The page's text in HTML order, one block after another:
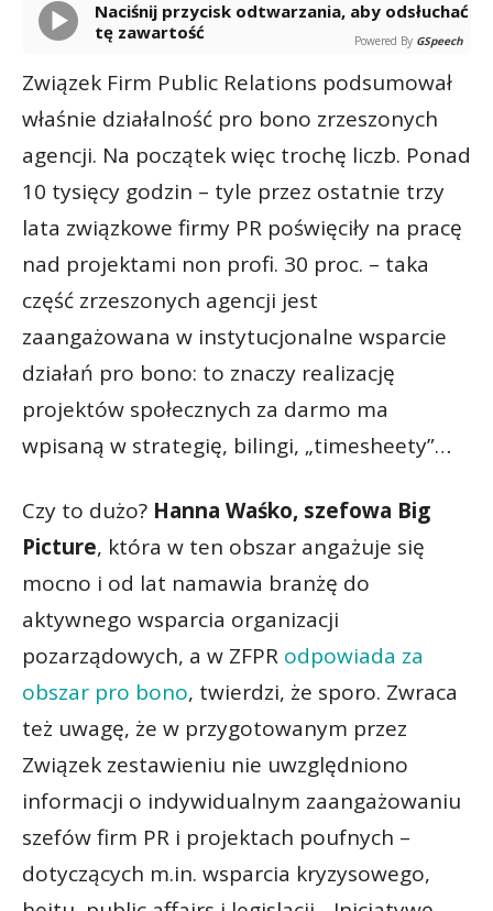
Naciśnij przycisk odtwarzania, aby odsłuchać
tę zawartość
Powered By GSpeech
Związek Firm Public Relations podsumował
właśnie działalność pro bono zrzeszonych
agencji. Na początek więc trochę liczb. Ponad
10 tysięcy godzin – tyle przez ostatnie trzy
lata związkowe firmy PR poświęciły na pracę
nad projektami non profi. 30 proc. – taka
część zrzeszonych agencji jest
zaangażowana w instytucjonalne wsparcie
działań pro bono: to znaczy realizację
projektów społecznych za darmo ma
wpisaną w strategię, bilingi, „timesheety”…
Czy to dużo? Hanna Waśko, szefowa Big
Picture, która w ten obszar angażuje się
mocno i od lat namawia branżę do
aktywnego wsparcia organizacji
pozarządowych, a w ZFPR odpowiada za
obszar pro bono, twierdzi, że sporo. Zwraca
też uwagę, że w przygotowanym przez
Związek zestawieniu nie uwzględniono
informacji o indywidualnym zaangażowaniu
szefów firm PR i projektach poufnych –
dotyczących m.in. wsparcia kryzysowego,